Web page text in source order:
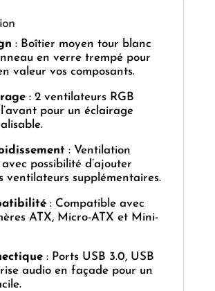
: Boîtier moyen tour blanc
en verre trempé pour
valeur vos composants.
: 2 ventilateurs RGB
pour un éclairage
: Ventilation
possibilité d’ajouter
ventilateurs supplémentaires.
: Compatible avec
ATX, Micro-ATX et Mini-
: Ports USB 3.0, USB
audio en façade pour un